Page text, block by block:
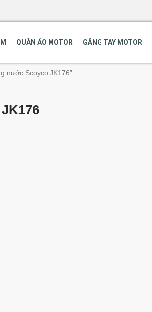
QUẦN ÁO MOTOR GĂNG TAY MOTOR
nước Scoyco JK176”